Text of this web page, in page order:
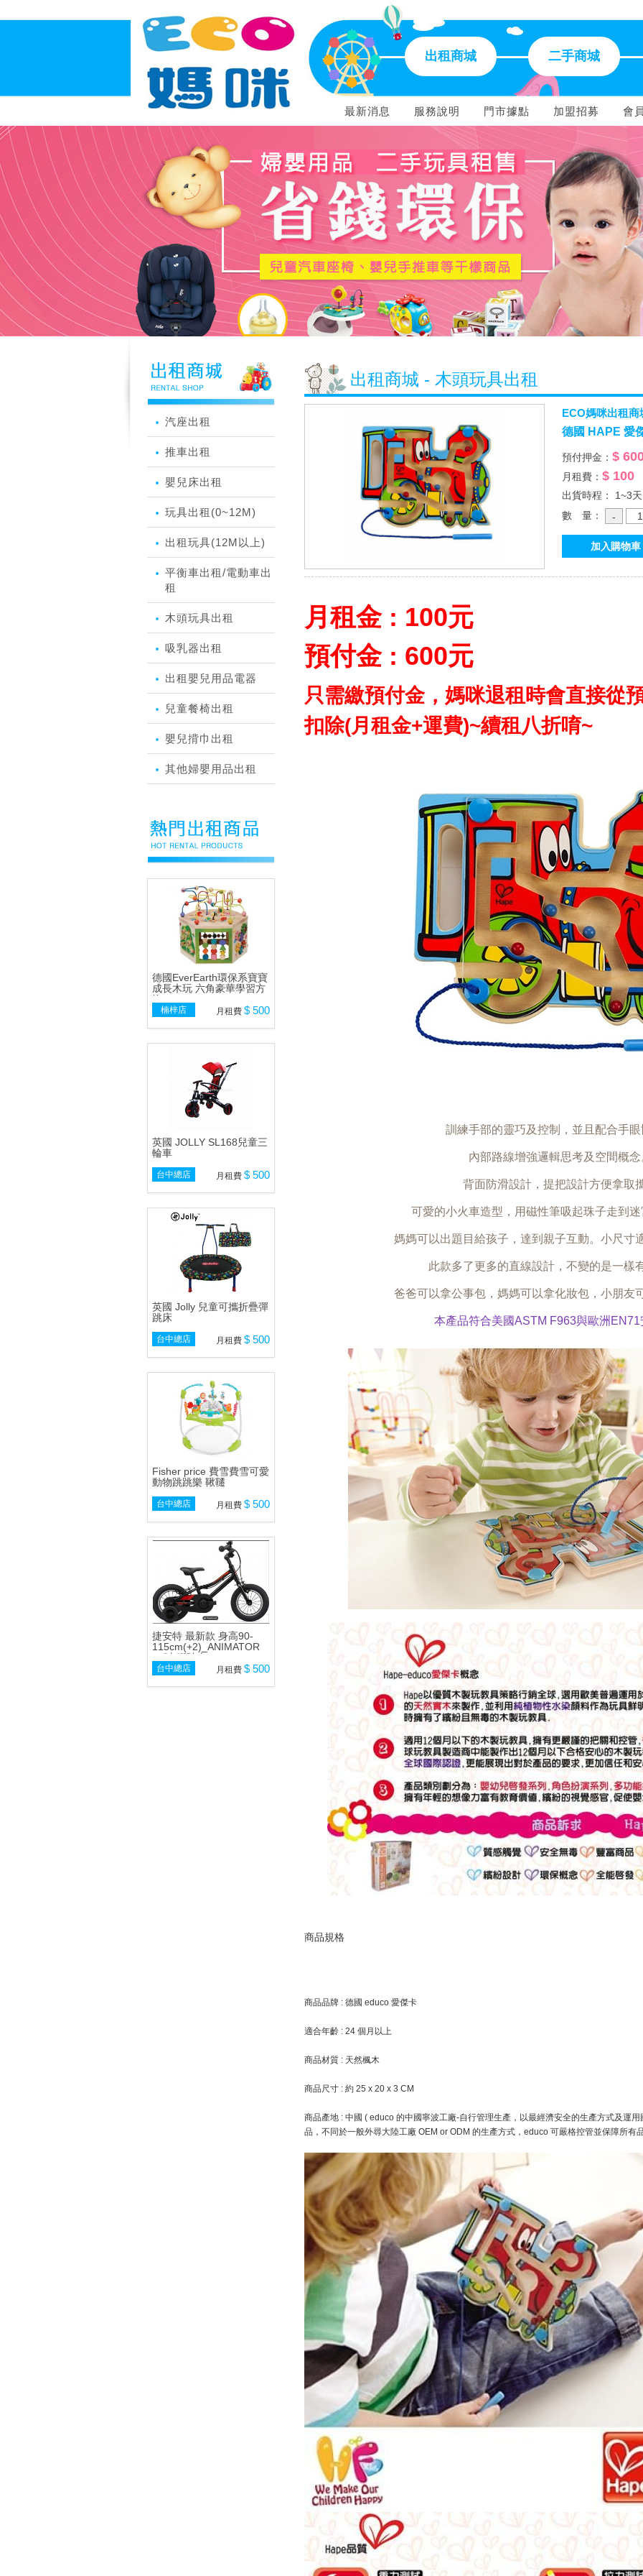
出租商城 二手商城
最新消息 服務說明 門市據點 加盟招募 會
汽座出租
推車出租
嬰兒床出租
玩具出租(0~12M)
出租玩具(12M以上)
平衡車出租/電動車出
租
木頭玩具出租
吸乳器出租
出租嬰兒用品電器
兒童餐椅出租
嬰兒揹巾出租
其他婦嬰用品出租
德國EverEarth環保系寶寶
成長木玩 六角豪華學習方
塊
楠梓店 月租費 $ 500
英國 JOLLY SL168兒童三
輪車
台中總店 月租費 $ 500
英國 Jolly 兒童可攜折疊彈
跳床
台中總店 月租費 $ 500
Fisher price 費雪費雪可愛
動物跳跳樂 鞦韆
台中總店 月租費 $ 500
捷安特 最新款 身高90-
115cm(+2)_ANIMATOR
12吋 腳踏車
台中總店 月租費 $ 500
出租商城 - 木頭玩具出租
ECO媽咪出租商
德國 HAPE 愛
預付押金： $
月租費： $ 100
出貨時程： 1~3天
數 量：
月租金 : 100元
預付金 : 600元
只需繳預付金，媽咪退租時會直接從
扣除(月租金+運費)~續租八折唷~
訓練手部的靈巧及控制，並且配合手
內部路線增強邏輯思考及空間概念
背面防滑設計，提把設計方便拿取
可愛的小火車造型，用磁性筆吸起珠子走到
媽媽可以出題目給孩子，達到親子互動。小尺寸
此款多了更多的直線設計，不變的是一樣
爸爸可以拿公事包，媽媽可以拿化妝包，小朋友
本產品符合美國ASTM F963與歐洲EN71
商品規格
商品品牌 : 德國 educo 愛傑卡
適合年齡 : 24 個月以上
商品材質 : 天然楓木
商品尺寸 : 約 25 x 20 x 3 CM
商品產地 : 中國 ( educo 的中國寧波工廠-自行管理生產，以最經濟安全的生產方式及運
品，不同於一般外尋大陸工廠 OEM or ODM 的生產方式，educo 可嚴格控管並保障所有